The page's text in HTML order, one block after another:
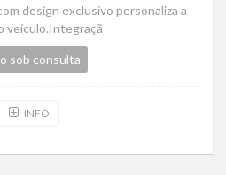
design exclusivo personaliza a
veículo.Integraçã
sob consulta
INFO